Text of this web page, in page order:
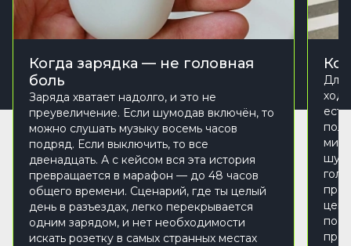
Когда зарядка — не головная
боль
Заряда хватает надолго, и это не
преувеличение. Если шумодав включён, то
можно слушать музыку восемь часов
подряд. Если выключить, то все
двенадцать. А с кейсом вся эта история
превращается в марафон — до 48 часов
общего времени. Сценарий, где ты целый
день в разъездах, легко перекрывается
одним зарядом, и нет необходимости
искать розетку в самых странных местах
Для
шум.